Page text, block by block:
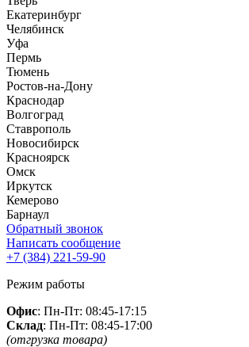
Екатеринбург
Челябинск
Уфа
Пермь
Тюмень
Ростов-на-Дону
Краснодар
Волгоград
Ставрополь
Новосибирск
Красноярск
Омск
Иркутск
Кемерово
Барнаул
Обратный звонок
Написать сообщение
+7 (384) 221-59-90
Режим работы
Офис: Пн-Пт: 08:45-17:15
Склад: Пн-Пт: 08:45-17:00
(отгрузка товара)